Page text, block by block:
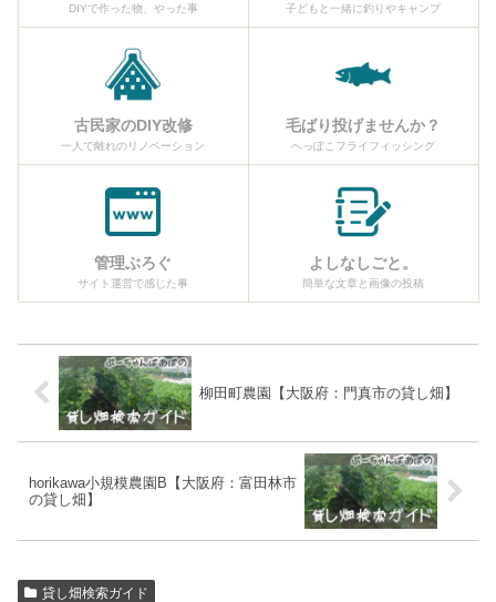
DIYで作った物、やった事 子どもと一緒に釣りやキャンプ
古民家のDIY改修
一人で離れのリノベーション
毛ばり投げませんか？
へっぽこフライフィッシング
管理ぶろぐ
サイト運営で感じた事
よしなしごと。
簡単な文章と画像の投稿
柳田町農園【大阪府：門真市の貸し畑】
horikawa小規模農園B【大阪府：富田林市
の貸し畑】
貸し畑検索ガイド